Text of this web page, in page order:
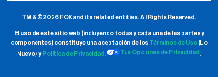
TM & ©2026 FOX and its related entities.All Rights Reserved.
El uso de este sitio web (incluyendo todas y cada una de las partes y
componentes) constituye una aceptación de los Términos de Uso(Lo
Nuevo) y Política de Privacidad. Tus Opciones de Privacidad .